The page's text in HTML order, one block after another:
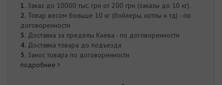
1. Заказ до 10000 тыс. грн от 200 грн (заказы до 10 кг).
2. Товар весом больше 10 кг (бойлеры, котлы и тд) - по
договоренности
3. Доставка за пределы Киева - по договоренности
4. Доставка товара до подъезда
5. Занос товара по договоренности
подробнее